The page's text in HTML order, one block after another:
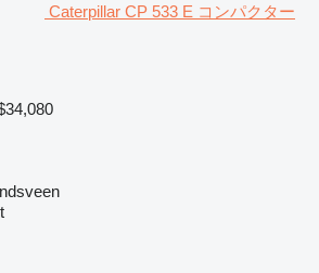
Caterpillar CP 533 E コンパクター